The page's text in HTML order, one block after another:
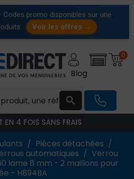
Codes promo disponibles sur une
Voir les offres →

0
Blog
EN 4 FOIS SANS FRAIS
Pièces détachées
automatiques
Verrou
lame 8 mm - 2 maillons pour
- H894BA